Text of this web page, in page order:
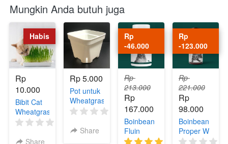
Mungkin Anda butuh juga
Rp
10.000
Bibit Cat
Wheatgrass
Share
Habis
Rp 5.000
Pot untuk
Wheatgrass
Share
Rp
213.000
Rp
167.000
Boinbean
Fluin
Rp
-46.000
Rp
221.000
Rp
98.000
Boinbean
Proper W
Rp
-123.000